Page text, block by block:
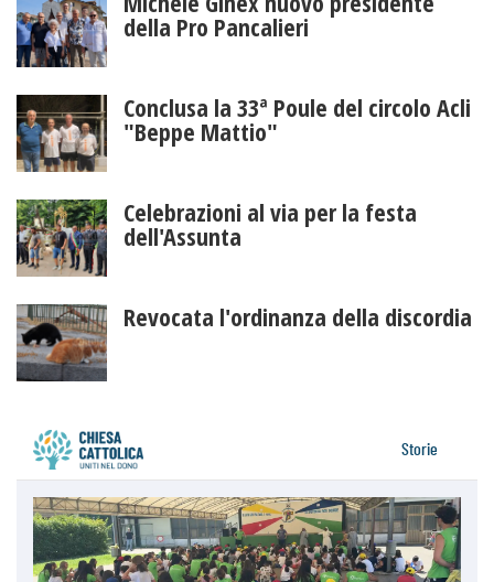
della Pro Pancalieri
Conclusa la 33ª Poule del circolo Acli
"Beppe Mattio"
Celebrazioni al via per la festa
dell'Assunta
Revocata l'ordinanza della discordia